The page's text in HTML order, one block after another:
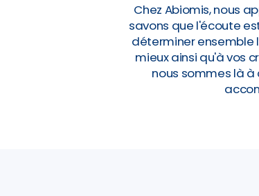
Chez Abiomis, nous
savons que l'écoute
déterminer ensemble
mieux ainsi qu'à vos
nous sommes là